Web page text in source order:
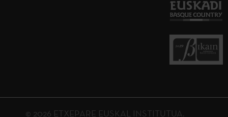
© 2026 ETXEPARE EUSKAL INSTITUTUA.